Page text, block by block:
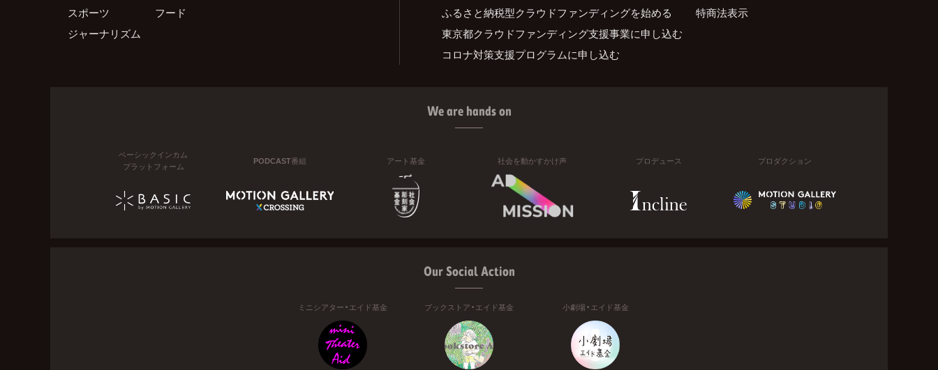
スポーツ
フード
ジャーナリズム
ふるさと納税型クラウドファンディングを始める
東京都クラウドファンディング支援事業に申し込む
コロナ対策支援プログラムに申し込む
特商法表示
We are hands on
ベーシックインカム
プラットフォーム
PODCAST番組 アート基金 社会を動かすかけ声 プロデュース プロダクション
Our Social Action
ミニシアター・エイド基金 ブックストア・エイド基金 小劇場・エイド基金